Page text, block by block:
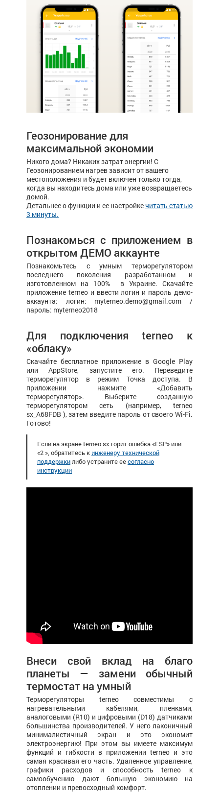
Геозонирование для
максимальной экономии
Никого дома? Никаких затрат энергии! С
Геозонированием нагрев зависит от вашего
местоположения и будет включен только тогда,
когда вы находитесь дома или уже возвращаетесь
домой.
Детальнее о функции и ее настройкечитать статью
3 минуты.
Познакомься с приложением в
открытом ДЕМО аккаунте
Познакомьтесь с умным терморегулятором
последнего поколения разработанном и
изготовленном на 100% в Украине. Скачайте
приложение terneo и ввести логин и пароль демо-
аккаунта: логин: myterneo.demo@gmail.com /
пароль: myterneo2018
Для подключения terneo к
«облаку»
Скачайте бесплатное приложение в Google Play
или AppStore, запустите его. Переведите
терморегулятор в режим Точка доступа. В
приложении нажмите «Добавить
терморегулятор». Выберите созданную
терморегулятором сеть (например, terneo
sx_А68FDB ), затем введите пароль от своего Wi-Fi.
Готово!
Если на экране terneo sx горит ошибка «ESP» или
«2 », обратитесь кинженеру технической
поддержкилибо устраните еесогласно
инструкции
Внеси свой вклад на благо
планеты — замени обычный
термостат на умный
Терморегуляторы terneo совместимы с
нагревательными кабелями, пленками,
аналоговыми (R10) и цифровыми (D18) датчиками
большинства производителей. У него лаконичный
минималистичный экран и это экономит
электроэнергию! При этом вы имеете максимум
функций и гибкости в приложении terneo и это
самая красивая его часть. Удаленное управление,
графики расходов и способность terneo к
самообучению дают большую экономию на
отоплении и превосходный комфорт.